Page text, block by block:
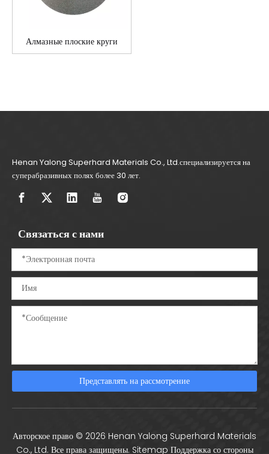
Алмазные плоские круги
Henan Yalong Superhard Materials Co., Ltd.специализируется на
суперабразивных полях более 30 лет.
Связаться с нами
Представлять на рассмотрение
Авторское право © 2026 Henan Yalong Superhard Materials
Co., Ltd. Все права защищены. Sitemap Поддержка со стороны